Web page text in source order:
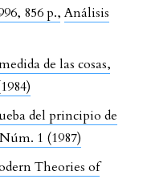
856 p.,Análisis
de las cosas,
del principio de
1 (1987)
Theories of